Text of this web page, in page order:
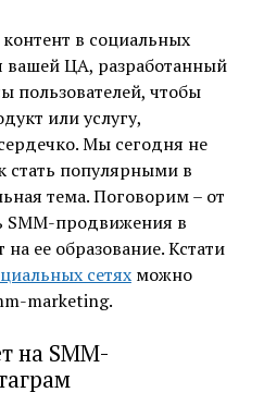
в социальных
вашей ЦА, разработанный
пользователей, чтобы
или услугу,
Мы сегодня не
стать популярными в
тема. Поговорим – от
SMM-продвижения в
ее образование. Кстати
сетяхможно
marketing.
на SMM-